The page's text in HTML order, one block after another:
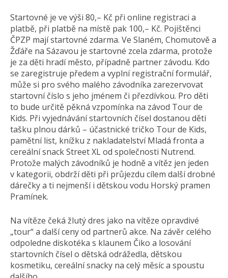
Startovné je ve výši 80,– Kč při online registraci a
platbě, při platbě na místě pak 100,– Kč. Pojištěnci
ČPZP mají startovné zdarma. Ve Slaném, Chomutově a
Žďáře na Sázavou je startovné zcela zdarma, protože
je za děti hradí město, případně partner závodu. Kdo
se zaregistruje předem a vyplní registrační formulář,
může si pro svého malého závodníka zarezervovat
startovní číslo s jeho jménem či přezdívkou. Pro děti
to bude určitě pěkná vzpomínka na závod Tour de
Kids. Při vyjednávání startovních čísel dostanou děti
tašku plnou dárků – účastnické tričko Tour de Kids,
pamětní list, knížku z nakladatelství Mladá fronta a
cereální snack Street XL od společnosti Nutrend.
Protože malých závodníků je hodně a vítěz jen jeden
v kategorii, obdrží děti při průjezdu cílem další drobné
dárečky a ti nejmenší i dětskou vodu Horský pramen
Pramínek.
Na vítěze čeká žlutý dres jako na vítěze opravdivé
„tour“ a další ceny od partnerů akce. Na závěr celého
odpoledne diskotéka s klaunem Čiko a losování
startovních čísel o dětská odrážedla, dětskou
kosmetiku, cereální snacky na celý měsíc a spoustu